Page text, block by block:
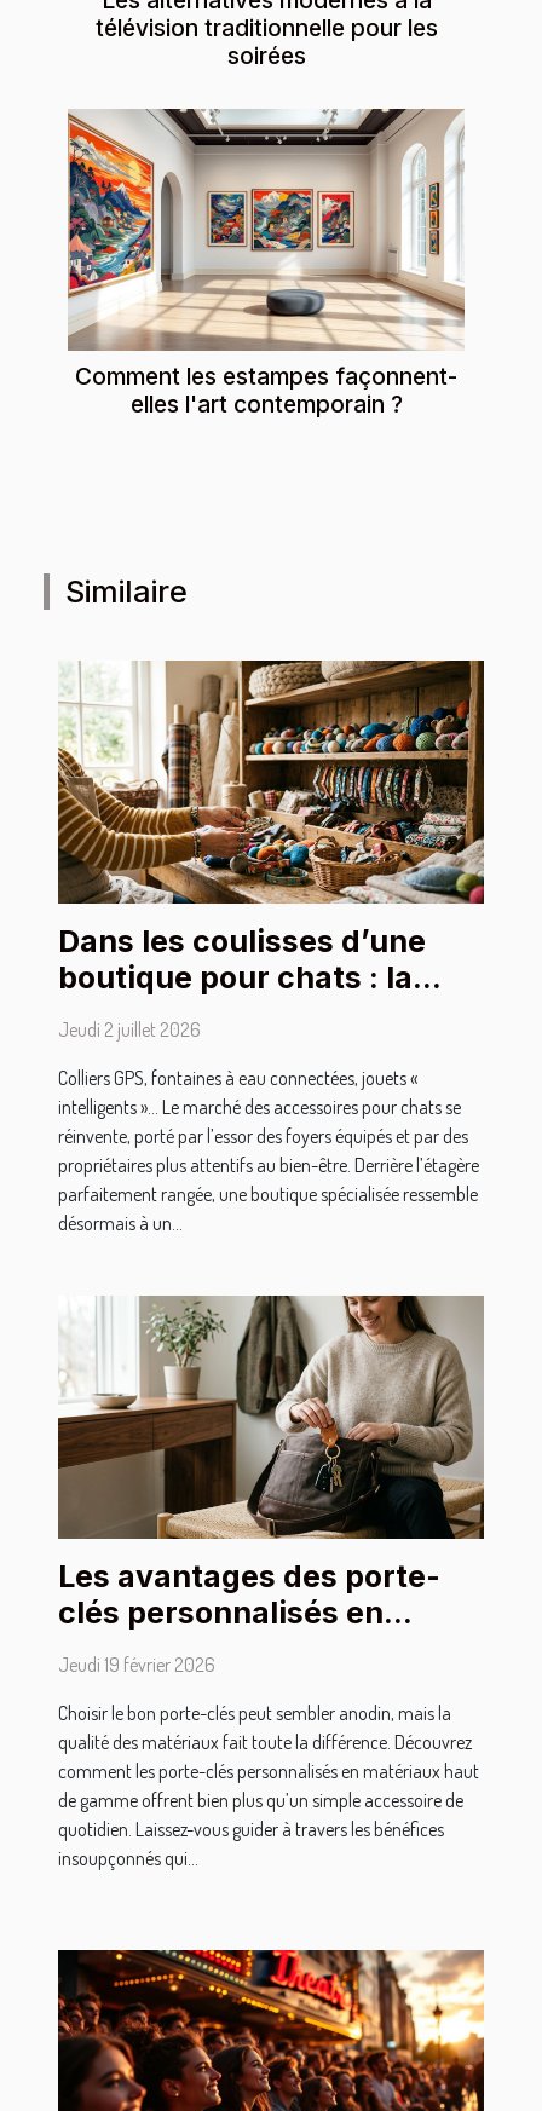
télévision traditionnelle pour les
soirées
Comment les estampes façonnent-
elles l'art contemporain ?
Similaire
Dans les coulisses d’une
boutique pour chats : la
sélection des accessoires
stars
Jeudi 2 juillet 2026
Colliers GPS, fontaines à eau connectées, jouets «
intelligents »… Le marché des accessoires pour chats se
réinvente, porté par l’essor des foyers équipés et par des
propriétaires plus attentifs au bien-être. Derrière l’étagère
parfaitement rangée, une boutique spécialisée ressemble
désormais à un...
Les avantages des porte-
clés personnalisés en
matériaux de haute qualité
Jeudi 19 février 2026
Choisir le bon porte-clés peut sembler anodin, mais la
qualité des matériaux fait toute la différence. Découvrez
comment les porte-clés personnalisés en matériaux haut
de gamme offrent bien plus qu’un simple accessoire de
quotidien. Laissez-vous guider à travers les bénéfices
insoupçonnés qui...